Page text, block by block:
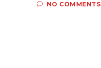
NO COMMENTS